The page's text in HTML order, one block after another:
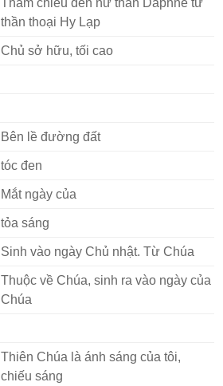
Tham chiếu đến nữ thần Daphne từ
thần thoại Hy Lạp
Chủ sở hữu, tối cao
Bên lề đường đất
tóc đen
Mắt ngày của
tỏa sáng
Sinh vào ngày Chủ nhật. Từ Chúa
Thuộc về Chúa, sinh ra vào ngày của
Chúa
Thiên Chúa là ánh sáng của tôi,
chiếu sáng